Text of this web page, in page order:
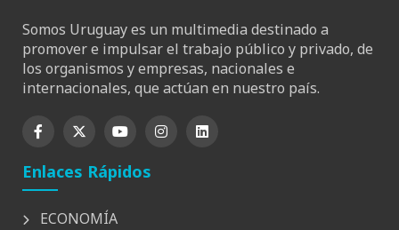
Somos Uruguay es un multimedia destinado a
promover e impulsar el trabajo público y privado, de
los organismos y empresas, nacionales e
internacionales, que actúan en nuestro país.
Enlaces Rápidos
ECONOMÍA